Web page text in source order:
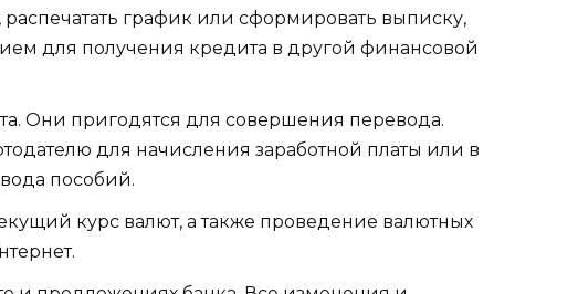
график или сформировать выписку,
для получения кредита в другой финансовой
Они пригодятся для совершения перевода.
для начисления заработной платы или в
пособий.
курс валют, а также проведение валютных